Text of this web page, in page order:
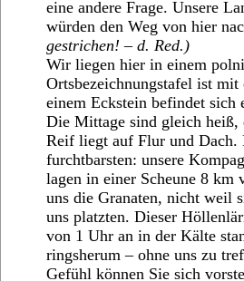
eine andere Frage. Unsere
würden den Weg von hier
gestrichen! – d. Red.)
Wir liegen hier in einem
Ortsbezeichnungstafel ist
einem Eckstein befindet
Die Mittage sind gleich
Reif liegt auf Flur und Dach.
furchtbarsten: unsere
lagen in einer Scheune 8 km
uns die Granaten, nicht weil
uns platzten. Dieser
von 1 Uhr an in der Kälte
ringsherum – ohne uns zu
Gefühl können Sie sich